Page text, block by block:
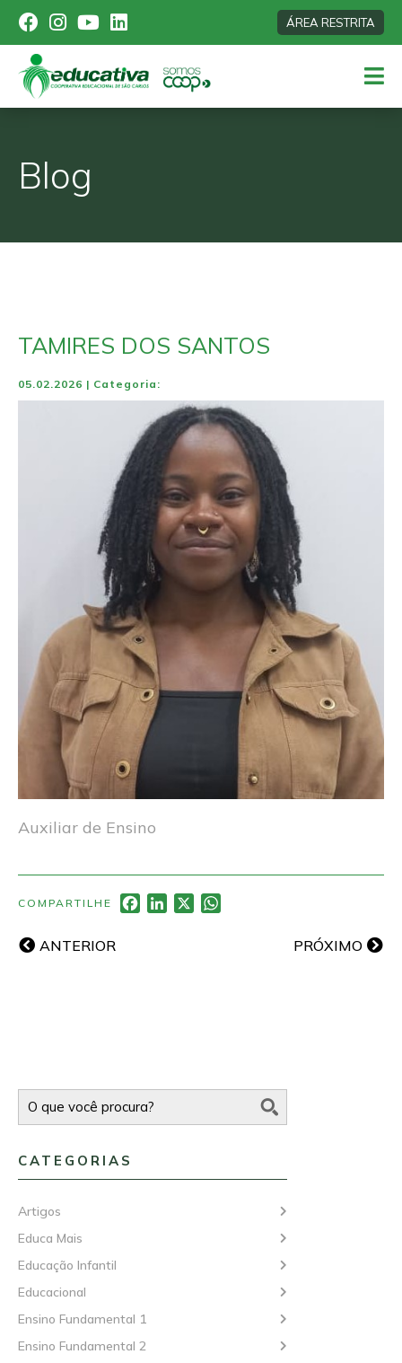
ÁREA RESTRITA
Blog
TAMIRES DOS SANTOS
05.02.2026 | Categoria:
Auxiliar de Ensino
COMPARTILHE Facebook
LinkedIn
ANTERIOR PRÓXIMO
CATEGORIAS
Artigos
Educa Mais
Educação Infantil
Educacional
Ensino Fundamental 1
Ensino Fundamental 2